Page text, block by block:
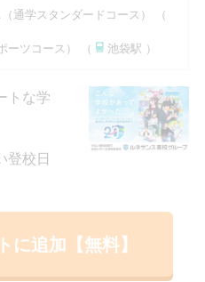
通学スタンダードコース） （
ーツコース） （
池袋駅 ）
トな学
登校日
に追加【無料】